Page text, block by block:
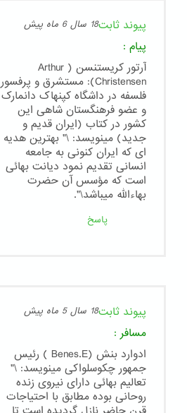
پیوند ثابت18 سال 6 ماه پیش
پیام :
آرتور کریستنسن ( Arthur
Christensen): مستشرق و پرفسور
فلسفه در داشگاه کپنهاک دانمارک
و عضو فرهنگستان شاهی این
کشور در کتاب (ایران قدیم و
جدید) مینویسد: \" بهترین هدیه
ای که ایران کنونی به جامعه
انسانی تقدیم نمود دیانت بهائی
است که مؤسس آن حضرت
بهاءالله میباشد\".
پاسخ
پیوند ثابت18 سال 5 ماه پیش
مسافر :
ادوارد بنش (Benes.E ) رئیس
جمهور چکوسلواکی مینویسد: \"
تعالیم بهائی دارای نیروی زنده
روحانی بوده مطابق با احتیاجات